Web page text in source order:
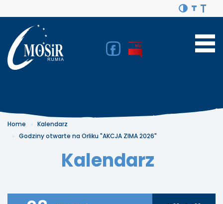
Home
Kalendarz
Godziny otwarte na Orliku "AKCJA ZIMA 2026"
Kalendarz